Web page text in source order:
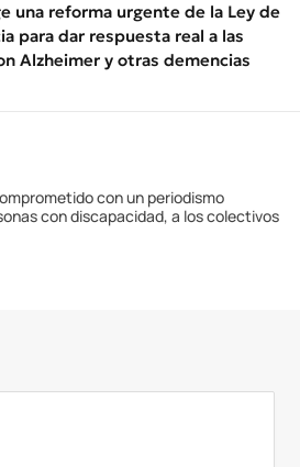
una reforma urgente de la Ley de
para dar respuesta real a las
Alzheimer y otras demencias
con un periodismo
con discapacidad, a los colectivos